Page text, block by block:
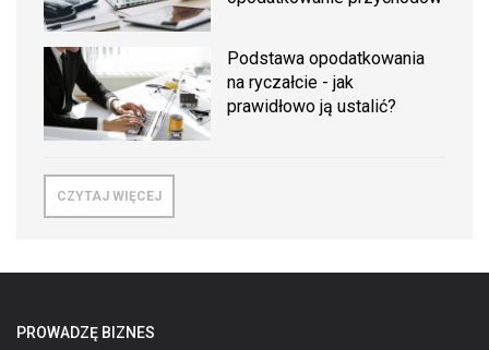
Podstawa opodatkowania
na ryczałcie - jak
prawidłowo ją ustalić?
CZYTAJ WIĘCEJ
PROWADZĘ BIZNES